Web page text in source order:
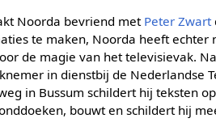
Noorda bevriend met Peter Zwart
te maken, Noorda heeft
de magie van het televisievak.
in dienstbij de Nederlandse
in Bussum schildert hij teksten
bouwt en schildert hij